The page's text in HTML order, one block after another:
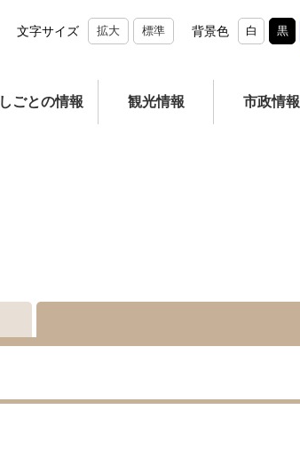
文字サイズ 拡大 標準 背景色 白 黒
しごとの情報 観光情報 市政情報